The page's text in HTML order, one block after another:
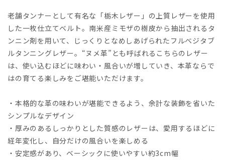
老舗タンナーとして有名な「栃木レザー」の上質レザーを使用
した一枚仕立てベルト。南米産ミモザの樹皮から抽出されるタ
ンニン剤を用いて、じっくりとなめしあげられたフルベジタブ
ルタンニングレザー。“ヌメ革”とも呼ばれるこちらのレザー
は、使い込むほどに味わい・風合いが増していき、本革ならで
はの育てる楽しみをご堪能いただけます。
・本格的な革の味わいが堪能できるよう、余計な装飾を省いた
シンプルなデザイン
・厚みのあるしっかりとした質感のレザーは、愛用するほどに
経年変化し、自分だけの風合いを楽しめる
・安定感があり、ベーシックに使いやすい約3cm幅